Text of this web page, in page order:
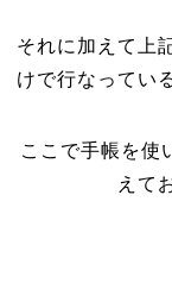
それに加えて上
けで行なってい
ここで手帳を使
えて